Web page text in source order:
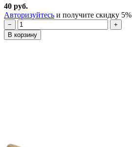
40 руб.
Авторизуйтесь и получите скидку 5%
−
+
В корзину